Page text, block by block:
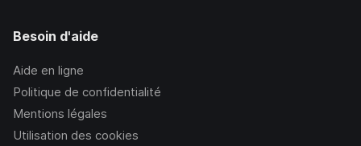
Besoin d'aide
Aide en ligne
Politique de confidentialité
Mentions légales
Utilisation des cookies